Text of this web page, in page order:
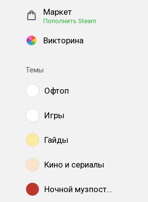
Маркет
Пополнить Steam
Викторина
Темы
Офтоп
Игры
Гайды
Кино и сериалы
Ночной музпостинг